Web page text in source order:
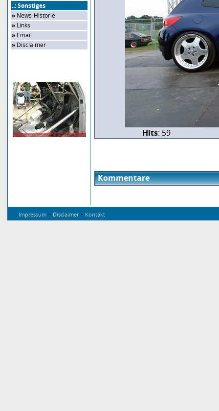
..: Sonstiges
» News-Historie
» Links
» Email
» Disclaimer
Hits: 59
Kommentare
Impressum - Disclaimer- Kontakt